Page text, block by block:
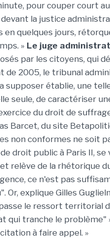
pour couper court
la justice
quelques jours,
» Le juge
par les citoyens, qui
de 2005, le tribunal
supposer établie, une
seule, de caractériser
du droit de
Barcet, du site
non conformes ne soit
droit public à Paris II, se
relève de la rhétorique
ce n'est pas
Or, explique Gilles
le ressort territorial
qui tranche le problème"
à faire appel. »